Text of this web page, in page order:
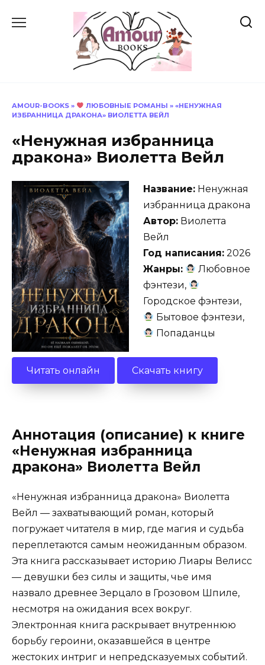
AMOUR-BOOKS » ЛЮБОВНЫЕ РОМАНЫ » «НЕНУЖНАЯ
ИЗБРАННИЦА ДРАКОНА» ВИОЛЕТТА ВЕЙЛ
«Ненужная избранница
дракона» Виолетта Вейл
Название: Ненужная
избранница дракона
Автор: Виолетта
Вейл
Год написания: 2026
Жанры:
Любовное
фэнтези,
Городское фэнтези,
Бытовое фэнтези,
Попаданцы
Читать онлайн Скачать книгу
Аннотация (описание) к книге
«Ненужная избранница
дракона» Виолетта Вейл
«Ненужная избранница дракона» Виолетта
Вейл — захватывающий роман, который
погружает читателя в мир, где магия и судьба
переплетаются самым неожиданным образом.
Эта книга рассказывает историю Лиары Велисс
— девушки без силы и защиты, чье имя
назвало древнее Зерцало в Грозовом Шпиле,
несмотря на ожидания всех вокруг.
Электронная книга раскрывает внутреннюю
борьбу героини, оказавшейся в центре
жестоких интриг и непредсказуемых событий.